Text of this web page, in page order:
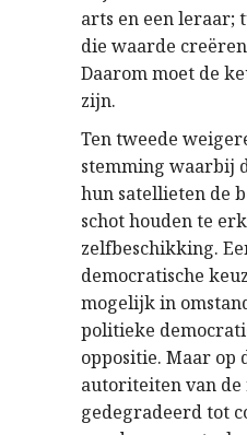
arts en een leraar;
die waarde
Daarom moet de
zijn.
Ten tweede
stemming waarbij
hun satellieten de
schot houden te
zelfbeschikking.
democratische
mogelijk in
politieke
oppositie. Maar op
autoriteiten van
gedegradeerd tot